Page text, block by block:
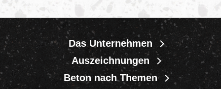
Das Unternehmen
Auszeichnungen
Beton nach Themen